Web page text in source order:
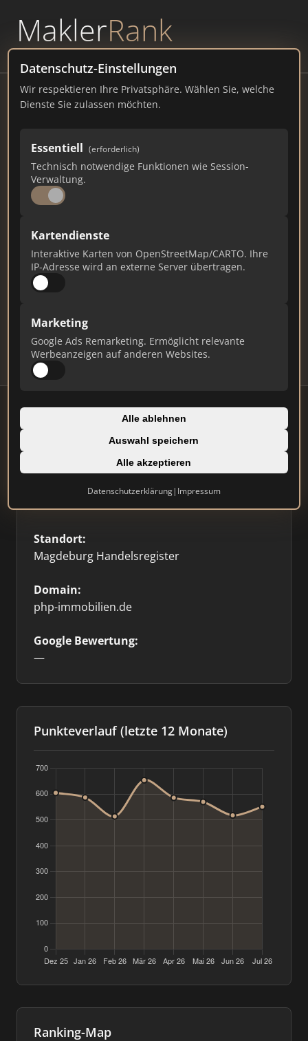
MaklerRank
powered byWAVEPOINT
Datenschutz-Einstellungen
Wir respektieren Ihre Privatsphäre. Wählen Sie, welche
Dienste Sie zulassen möchten.
Essentiell (erforderlich)
Technisch notwendige Funktionen wie Session-
Verwaltung.
Kartendienste
Interaktive Karten von OpenStreetMap/CARTO. Ihre
IP-Adresse wird an externe Server übertragen.
Marketing
Google Ads Remarketing. Ermöglicht relevante
Werbeanzeigen auf anderen Websites.
Alle ablehnen
Auswahl speichern
Alle akzeptieren
Datenschutzerklärung| Impressum
Php Immobilien
php-immobilien.de
551
Ist das Ihr Unternehmen?
Verifizieren Sie Ihr Profil, bearbeiten Sie Ihre
Updates.
Profil beanspruchen
⭐ Etabliert
Einzelner Makler
Standort:
Magdeburg Handelsregister
Domain:
php-immobilien.de
Google Bewertung:
—
Punkteverlauf (letzte 12 Monate)
Ranking-Map